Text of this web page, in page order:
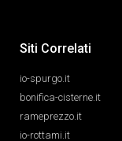
Siti Correlati
io-spurgo.it
bonifica-cisterne.it
rameprezzo.it
io-rottami.it